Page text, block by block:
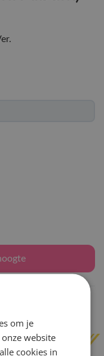
om je
website
cookies in